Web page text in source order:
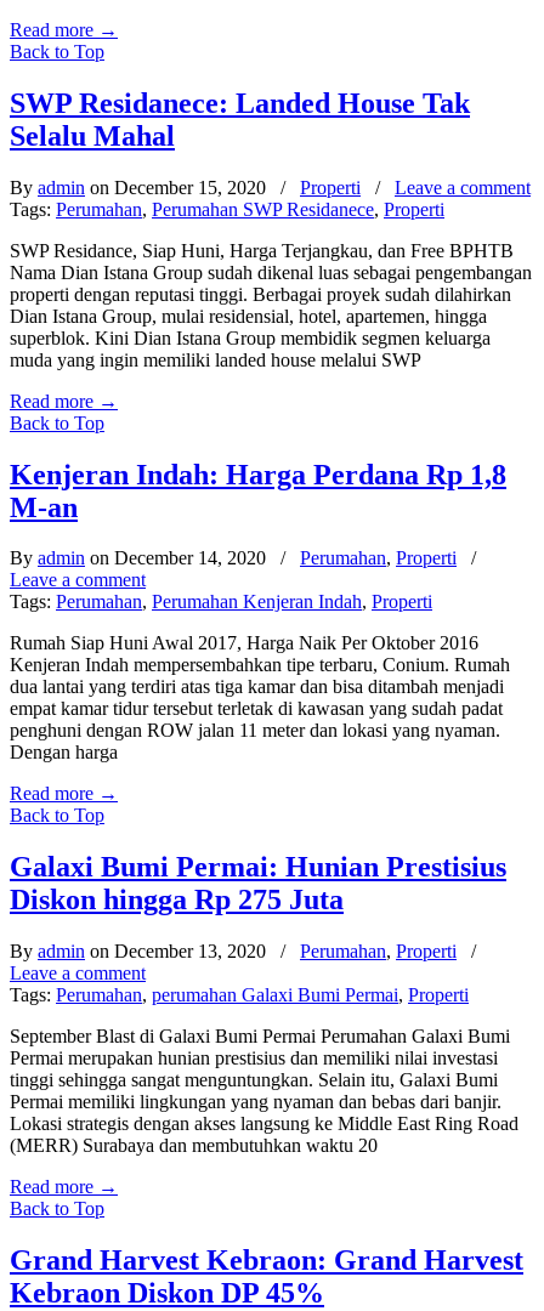
Read more →
Back to Top
SWP Residanece: Landed House Tak
Selalu Mahal
By admin on December 15, 2020 / Properti / Leave a comment
Tags: Perumahan, Perumahan SWP Residanece, Properti
SWP Residance, Siap Huni, Harga Terjangkau, dan Free BPHTB
Nama Dian Istana Group sudah dikenal luas sebagai pengembangan
properti dengan reputasi tinggi. Berbagai proyek sudah dilahirkan
Dian Istana Group, mulai residensial, hotel, apartemen, hingga
superblok. Kini Dian Istana Group membidik segmen keluarga
muda yang ingin memiliki landed house melalui SWP
Read more →
Back to Top
Kenjeran Indah: Harga Perdana Rp 1,8
M-an
By admin on December 14, 2020 / Perumahan, Properti
/
Leave a comment
Tags: Perumahan, Perumahan Kenjeran Indah, Properti
Rumah Siap Huni Awal 2017, Harga Naik Per Oktober 2016
Kenjeran Indah mempersembahkan tipe terbaru, Conium. Rumah
dua lantai yang terdiri atas tiga kamar dan bisa ditambah menjadi
empat kamar tidur tersebut terletak di kawasan yang sudah padat
penghuni dengan ROW jalan 11 meter dan lokasi yang nyaman.
Dengan harga
Read more →
Back to Top
Galaxi Bumi Permai: Hunian Prestisius
Diskon hingga Rp 275 Juta
By admin on December 13, 2020 / Perumahan, Properti
/
Leave a comment
Tags: Perumahan, perumahan Galaxi Bumi Permai, Properti
September Blast di Galaxi Bumi Permai Perumahan Galaxi Bumi
Permai merupakan hunian prestisius dan memiliki nilai investasi
tinggi sehingga sangat menguntungkan. Selain itu, Galaxi Bumi
Permai memiliki lingkungan yang nyaman dan bebas dari banjir.
Lokasi strategis dengan akses langsung ke Middle East Ring Road
(MERR) Surabaya dan membutuhkan waktu 20
Read more →
Back to Top
Grand Harvest Kebraon: Grand Harvest
Kebraon Diskon DP 45%